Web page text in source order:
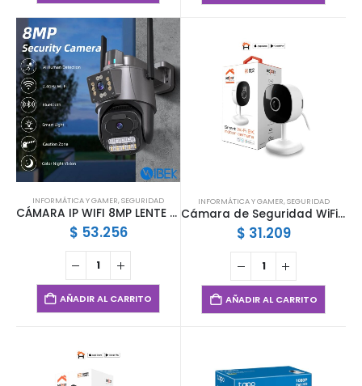
INFORMÁTICA Y GAMER,SEGURIDAD
CÁMARA IP WIFI 8MP LENTE DUAL PANTALLA DUAL APP ICSEE IBEK IB-A38
$ 53.256
AÑADIR AL CARRITO
INFORMÁTICA Y GAMER,SEGURIDAD
Cámara de Seguridad WiFi 2K Nexxt Interior Visión Nocturna 360° NHC-I710 | Nexxt Home
$ 31.209
AÑADIR AL CARRITO